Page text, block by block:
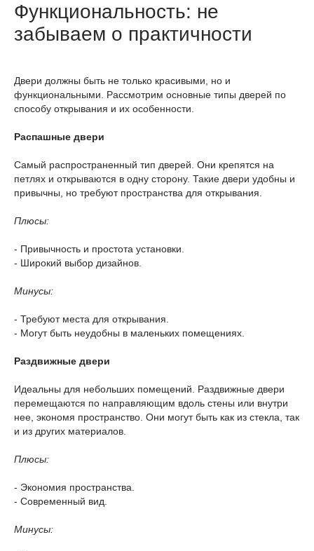
Функциональность: не
забываем о практичности
Двери должны быть не только красивыми, но и
функциональными. Рассмотрим основные типы дверей по
способу открывания и их особенности.
Распашные двери
Самый распространенный тип дверей. Они крепятся на
петлях и открываются в одну сторону. Такие двери удобны и
привычны, но требуют пространства для открывания.
Плюсы:
- Привычность и простота установки.
- Широкий выбор дизайнов.
Минусы:
- Требуют места для открывания.
- Могут быть неудобны в маленьких помещениях.
Раздвижные двери
Идеальны для небольших помещений. Раздвижные двери
перемещаются по направляющим вдоль стены или внутри
нее, экономя пространство. Они могут быть как из стекла, так
и из других материалов.
Плюсы:
- Экономия пространства.
- Современный вид.
Минусы: